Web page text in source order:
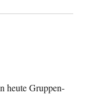
heute Gruppen-